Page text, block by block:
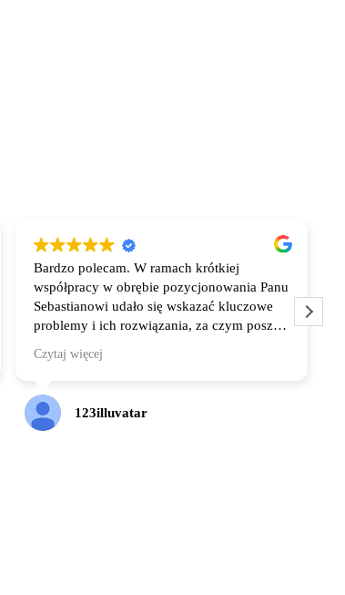
Bardzo polecam. W ramach krótkiej
współpracy w obrębie pozycjonowania Panu
Sebastianowi udało się wskazać kluczowe
problemy i ich rozwiązania, za czym poszły
polecam!
Czytaj więcej
123illuvatar